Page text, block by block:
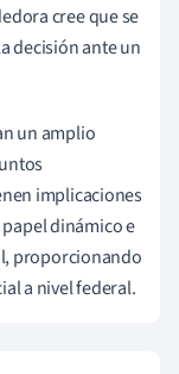
cree que se
decisión ante un
un amplio
implicaciones
dinámico e
proporcionando
a nivel federal.